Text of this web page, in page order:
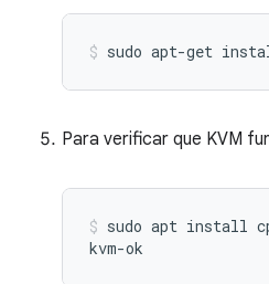
Para verificar que KVM
sudo apt install